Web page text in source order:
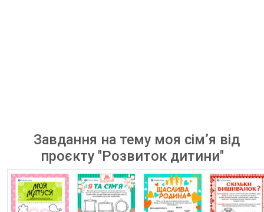
Завдання на тему моя сім’я від
проєкту "Розвиток дитини"